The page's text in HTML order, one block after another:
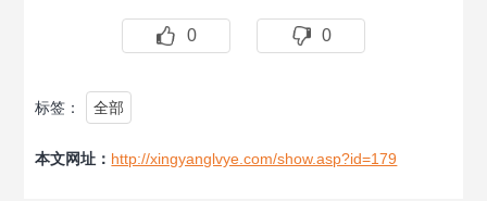
0 0
标签： 全部
本文网址： http://xingyanglvye.com/show.asp?id=179